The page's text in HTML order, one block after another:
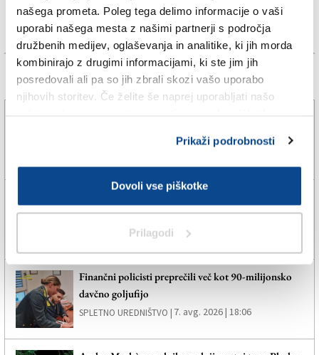
našega prometa. Poleg tega delimo informacije o vaši
uporabi našega mesta z našimi partnerji s področja
družbenih medijev, oglaševanja in analitike, ki jih morda
kombinirajo z drugimi informacijami, ki ste jim jih
posredovali ali pa so jih zbrali skozi vašo uporabo
njihovih storitev. Če želite še naprej uporabljati našo
Prikaži podrobnosti
Dovoli vse piškotke
Prilagodi
Več novic
7. avg. 2026 | 8:00
Tržaški klub Pallacanestro Trieste z novim
perspektivnim dvometrašem
SPLETNO UREDNIŠTVO | 7. avg. 2026 | 19:22
Finančni policisti preprečili več kot 90-milijonsko
davčno goljufijo
SPLETNO UREDNIŠTVO | 7. avg. 2026 | 18:06